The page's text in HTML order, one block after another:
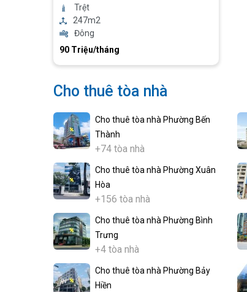
Trệt
247m2
Đông
90 Triệu/tháng
Cho thuê tòa nhà
Cho thuê tòa nhà Phường Bến
Thành
+74 tòa nhà
Cho thuê tòa nhà Phường Xuân
Hòa
+156 tòa nhà
Cho thuê tòa nhà Phường Bình
Trưng
+4 tòa nhà
Cho thuê tòa nhà Phường Bảy
Hiền